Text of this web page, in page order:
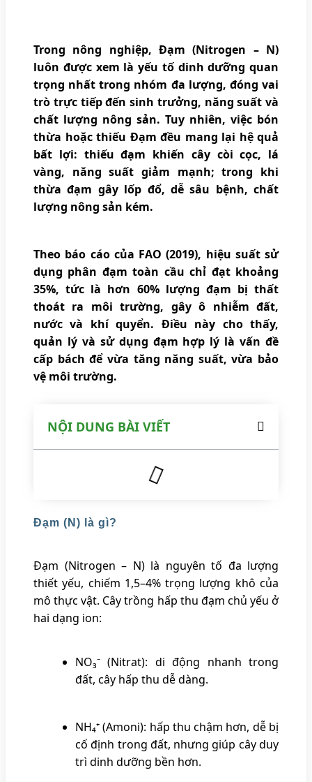
Trong nông nghiệp, Đạm (Nitrogen – N)
luôn được xem là yếu tố dinh dưỡng quan
trọng nhất trong nhóm đa lượng, đóng vai
trò trực tiếp đến sinh trưởng, năng suất và
chất lượng nông sản. Tuy nhiên, việc bón
thừa hoặc thiếu Đạm đều mang lại hệ quả
bất lợi: thiếu đạm khiến cây còi cọc, lá
vàng, năng suất giảm mạnh; trong khi
thừa đạm gây lốp đổ, dễ sâu bệnh, chất
lượng nông sản kém.
Theo báo cáo của FAO (2019), hiệu suất sử
dụng phân đạm toàn cầu chỉ đạt khoảng
35%, tức là hơn 60% lượng đạm bị thất
thoát ra môi trường, gây ô nhiễm đất,
nước và khí quyển. Điều này cho thấy,
quản lý và sử dụng đạm hợp lý là vấn đề
cấp bách để vừa tăng năng suất, vừa bảo
vệ môi trường.
NỘI DUNG BÀI VIẾT
Đạm (N) là gì?
Đạm (Nitrogen – N) là nguyên tố đa lượng
thiết yếu, chiếm 1,5–4% trọng lượng khô của
mô thực vật. Cây trồng hấp thu đạm chủ yếu ở
hai dạng ion:
NO₃⁻ (Nitrat): di động nhanh trong
đất, cây hấp thu dễ dàng.
NH₄⁺ (Amoni): hấp thu chậm hơn, dễ bị
cố định trong đất, nhưng giúp cây duy
trì dinh dưỡng bền hơn.